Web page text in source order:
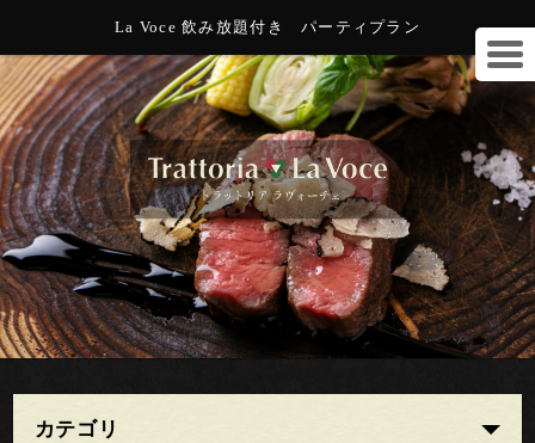
La Voce 飲み放題付き パーティプラン
カテゴリ